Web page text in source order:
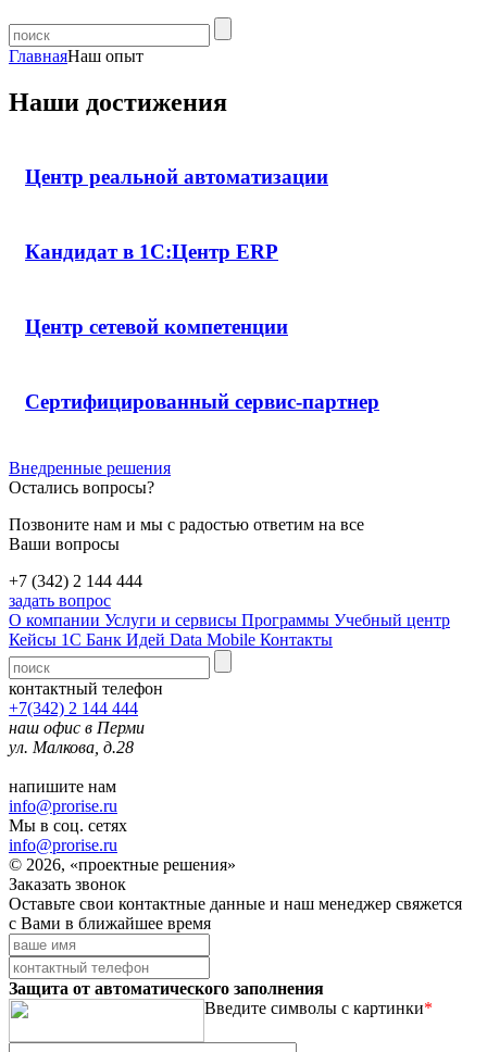
ГлавнаяНаш опыт
Наши достижения
Центр реальной автоматизации
Кандидат в 1С:Центр ERP
Центр сетевой компетенции
Сертифицированный сервис-партнер
Внедренные решения
Остались вопросы?
Позвоните нам и мы с радостью ответим на все
Ваши вопросы
+7 (342) 2 144 444
задать вопрос
О компании Услуги и сервисы Программы Учебный центр
Кейсы 1С Банк Идей Data Mobile Контакты
контактный телефон
+7(342) 2 144 444
наш офис в Перми
ул. Малкова, д.28
напишите нам
info@prorise.ru
Мы в соц. сетях
info@prorise.ru
© 2026, «проектные решения»
Заказать звонок
Оставьте свои контактные данные и наш менеджер свяжется
с Вами в ближайшее время
Защита от автоматического заполнения
Введите символы с картинки*